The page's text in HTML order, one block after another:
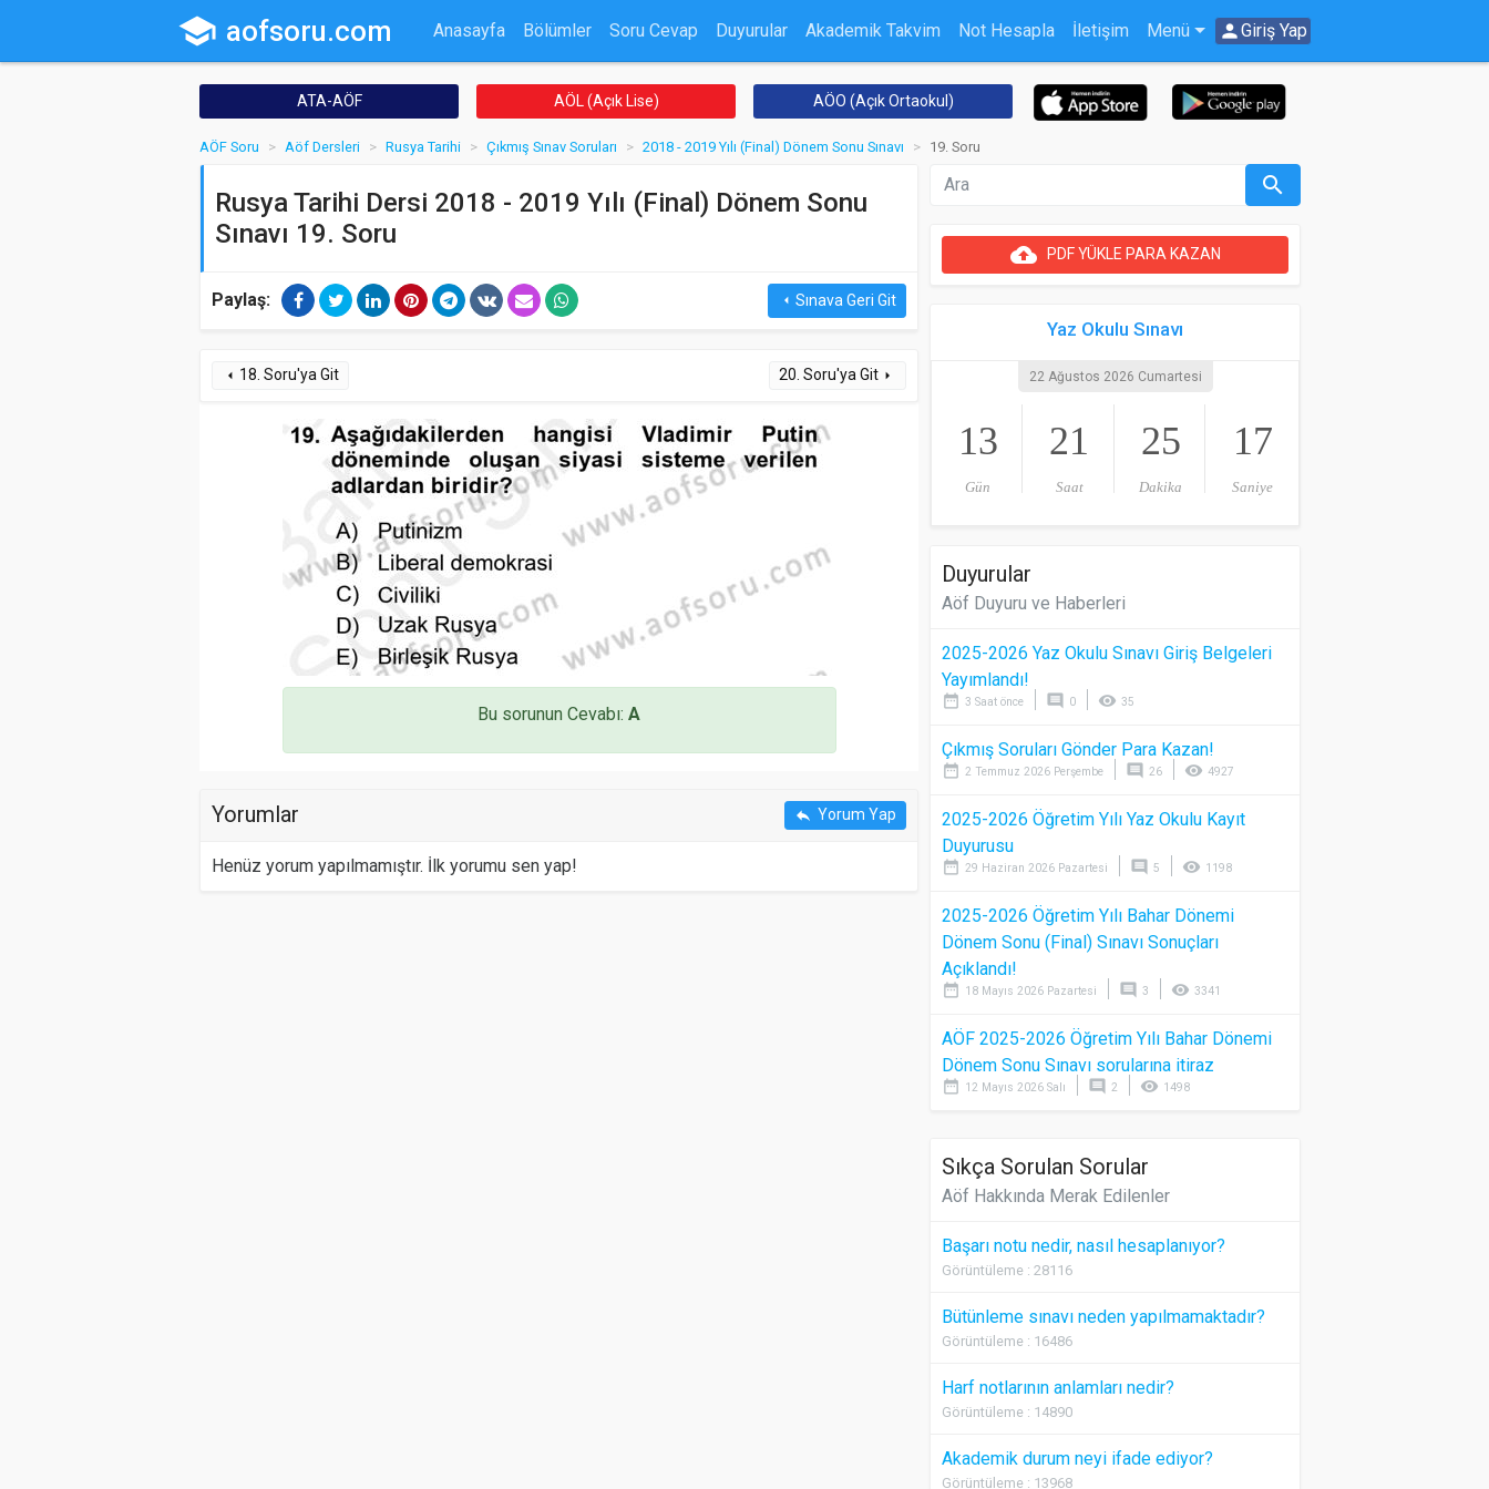
school aofsoru.com Anasayfa Bölümler Soru Cevap Duyurular Akademik Takvim Not Hesapla İletişim Menü personGiriş Yap
ATA-AÖF AÖL (Açık Lise) AÖO (Açık Ortaokul)
AÖF Soru Aöf Dersleri Rusya Tarihi Çıkmış Sınav Soruları 2018 - 2019 Yılı (Final) Dönem Sonu Sınavı 19. Soru
Rusya Tarihi Dersi 2018 - 2019 Yılı (Final) Dönem Sonu
Sınavı 19. Soru
Paylaş: arrow_leftSınava Geri Git
arrow_left 18. Soru'ya Git 20. Soru'ya Git arrow_right
Bu sorunun Cevabı:A
Yorumlar reply Yorum Yap
Henüz yorum yapılmamıştır. İlk yorumu sen yap!
search
cloud_uploadPDF YÜKLE PARA KAZAN
Yaz Okulu Sınavı
22 Ağustos 2026 Cumartesi
13
Gün
21
Saat
25
Dakika
17
Saniye
Duyurular
Aöf Duyuru ve Haberleri
2025-2026 Yaz Okulu Sınavı Giriş Belgeleri
Yayımlandı!
date_range 3 Saat önce comment 0 visibility 35
Çıkmış Soruları Gönder Para Kazan!
date_range 2 Temmuz 2026 Perşembe comment 26 visibility 4927
2025-2026 Öğretim Yılı Yaz Okulu Kayıt
Duyurusu
date_range 29 Haziran 2026 Pazartesi comment 5 visibility 1198
2025-2026 Öğretim Yılı Bahar Dönemi
Dönem Sonu (Final) Sınavı Sonuçları
Açıklandı!
date_range 18 Mayıs 2026 Pazartesi comment 3 visibility 3341
AÖF 2025-2026 Öğretim Yılı Bahar Dönemi
Dönem Sonu Sınavı sorularına itiraz
date_range 12 Mayıs 2026 Salı comment 2 visibility 1498
Sıkça Sorulan Sorular
Aöf Hakkında Merak Edilenler
Başarı notu nedir, nasıl hesaplanıyor?
Görüntüleme : 28116
Bütünleme sınavı neden yapılmamaktadır?
Görüntüleme : 16486
Harf notlarının anlamları nedir?
Görüntüleme : 14890
Akademik durum neyi ifade ediyor?
Görüntüleme : 13968